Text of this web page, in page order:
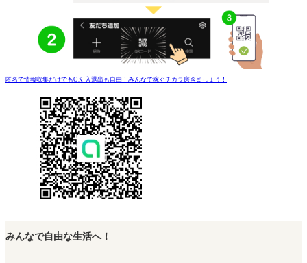
匿名で情報収集だけでもOK!入退出も自由！みんなで稼ぐチカラ磨きましょう！
みんなで自由な生活へ！